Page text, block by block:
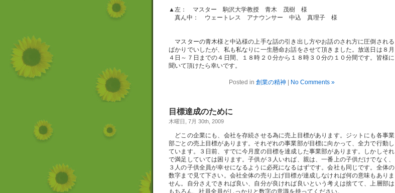
▲左： マスター 駒沢大学教授 青木 茂樹 様
真ん中： ウェートレス アナウンサー 中込 真理子 様
マスターの青木様と中込様の上手な話の引き出し方やお話のされ方に圧倒される
ばかりでいしたが、私も私なりに一生懸命お話をさせて頂きました。放送日は８月
４日～７日までの４日間、１８時２０分から１８時３０分の１０分間です。皆様に
聞いて頂けたら幸いです。
Posted in 創業の精神| No Comments »
目標達成のために
木曜日, 7月 30th, 2009
どこの企業にも、会社を存続させる為に売上目標があります。ジットにも各事業
部ごとの売上目標があります。それぞれの事業部が目標に向かって、全力で行動し
ています。３日前、すでに今月度の目標を達成した事業部があります。しかしそれ
で満足していては困ります。子供が３人いれば、親は、一番上の子供だけでなく、
３人の子供全員が幸せになるように必死になるはずです。会社も同じです。全体の
数字まで見て下さい。会社全体の売り上げ目標が達成しなければ何の意味もありま
せん。自分さえできれば良い、自分が良ければ良いという考えは捨てて、上層部は
もちろん、社員全員がしっかりと数字の意識を持ってください。